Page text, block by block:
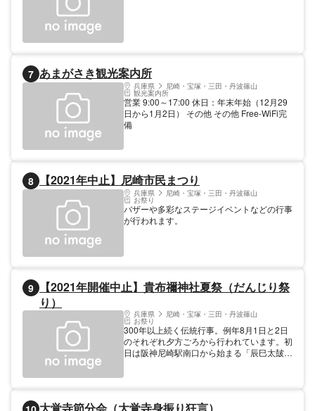
7 あまがさき観光案内所
兵庫県 尼崎・宝塚・三田・丹波篠山
観光案内所
営業 9:00～17:00 休日：年末年始（12月29
日から1月2日） その他 その他 Free-WiFi完
備
8 【2021年中止】尼崎市民まつり
兵庫県 尼崎・宝塚・三田・丹波篠山
お祭り
バザーや多彩なステージイベントなどの行事
が行われます。
9
【2021年開催中止】貴布禰神社夏祭（だんじり祭
り）
兵庫県 尼崎・宝塚・三田・丹波篠山
お祭り
300年以上続く伝統行事。例年8月1日と2日
のそれぞれ夕方ごろから行われています。初
日は阪神尼崎駅南口から始まる「辰巳太皷と
街には多くの夜店も立ち並び、尼崎ならでは